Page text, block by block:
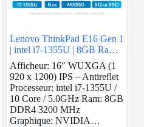
Lenovo ThinkPad E16 Gen 1
| intel i7-1355U | 8GB Ram |
Nvidia MX550 | 512GB
SSD
Afficheur: 16″ WUXGA (1
920 x 1200) IPS – Antireflet
Processeur: intel i7-1355U /
10 Core / 5.0GHz Ram: 8GB
DDR4 3200 MHz
Graphique: NVIDIA…